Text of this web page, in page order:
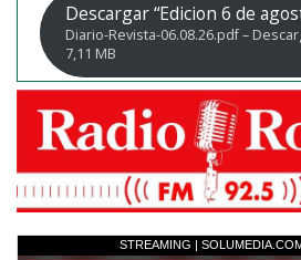
Descargar “Edicion 6 de
Diario-Revista-06.08.26.pdf –
7,11 MB